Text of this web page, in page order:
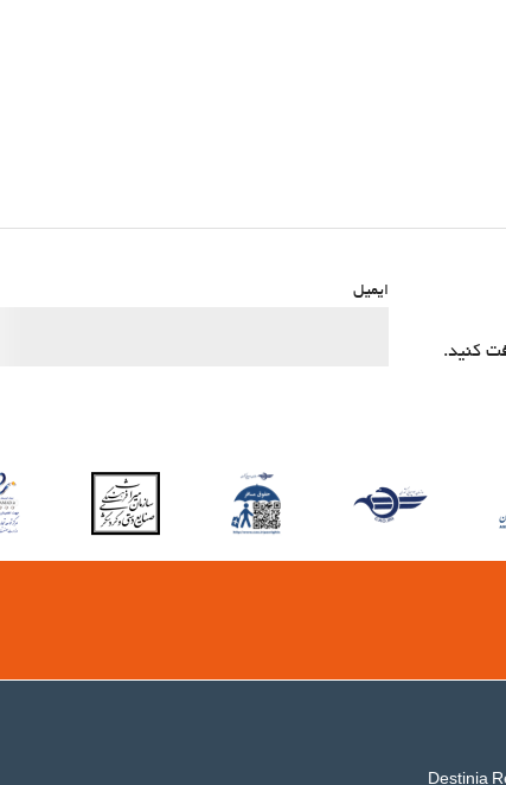
کنید.
ایمیل